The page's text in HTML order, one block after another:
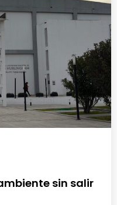
sin salir